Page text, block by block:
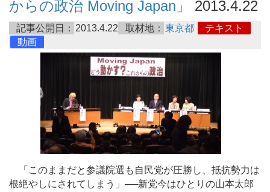
からの政治 Moving Japan」
2013.4.22
記事公開日： 2013.4.22 取材地： 東京都
テキスト
動画
「このままだと参議院選も自民党が圧勝し、抵抗勢力は
根絶やしにされてしまう」──新党今はひとりの山本太郎